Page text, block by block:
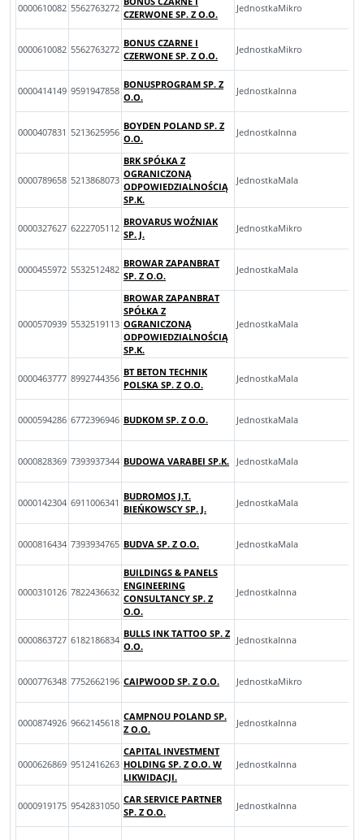
0000610082 5562763272
CZERWONE SP. Z O.O.
JednostkaMikro
0000610082 5562763272
BONUS CZARNE I
CZERWONE SP. Z O.O.
JednostkaMikro
0000414149 9591947858
BONUSPROGRAM SP. Z
O.O.
JednostkaInna
0000407831 5213625956
BOYDEN POLAND SP. Z
O.O.
JednostkaInna
0000789658 5213868073
BRK SPÓŁKA Z
OGRANICZONĄ
ODPOWIEDZIALNOŚCIĄ
SP.K.
JednostkaMala
0000327627 6222705112
BROVARUS WOŹNIAK
SP. J.
JednostkaMikro
0000455972 5532512482
BROWAR ZAPANBRAT
SP. Z O.O.
JednostkaMala
0000570939 5532519113
BROWAR ZAPANBRAT
SPÓŁKA Z
OGRANICZONĄ
ODPOWIEDZIALNOŚCIĄ
SP.K.
JednostkaMala
0000463777 8992744356
BT BETON TECHNIK
POLSKA SP. Z O.O.
JednostkaMala
0000594286 6772396946 BUDKOM SP. Z O.O. JednostkaMala
0000828369 7393937344 BUDOWA VARABEI SP.K. JednostkaMala
0000142304 6911006341
BUDROMOS J.T.
BIEŃKOWSCY SP. J.
JednostkaMala
0000816434 7393934765 BUDVA SP. Z O.O. JednostkaMala
0000310126 7822436632
BUILDINGS & PANELS
ENGINEERING
CONSULTANCY SP. Z
O.O.
JednostkaInna
0000863727 6182186834
BULLS INK TATTOO SP. Z
O.O.
JednostkaInna
0000776348 7752662196 CAIPWOOD SP. Z O.O. JednostkaMikro
0000874926 9662145618
CAMPNOU POLAND SP.
Z O.O.
JednostkaInna
0000626869 9512416263
CAPITAL INVESTMENT
HOLDING SP. Z O.O. W
LIKWIDACJI.
JednostkaInna
0000919175 9542831050
CAR SERVICE PARTNER
SP. Z O.O.
JednostkaInna